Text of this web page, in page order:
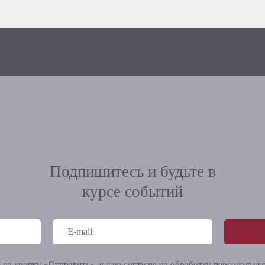
Подпишитесь и будьте в
курсе событий